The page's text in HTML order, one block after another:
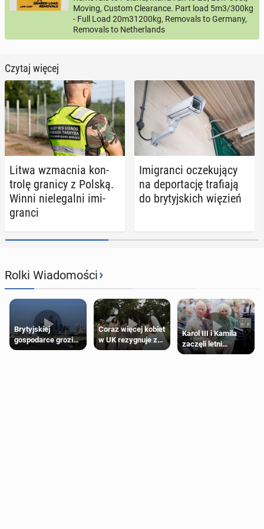
Moving, Custom Clearance. Part load 5m3/300kg
- Full Load 20m31200kg, Removals to Germany,
Removals to Netherlands
Czytaj więcej
Litwa wzmac­nia kon­
tro­lę granicy z Polską.
Winni nie­le­gal­ni imi­
gran­ci
Imi­gran­ci ocze­ku­ją­cy
na de­por­ta­cję tra­fia­ją
do bry­tyj­skich więzień
Rolki Wiadomości›
Brytyjskiej
gospodarce grozi
recesja, jeśli
Coraz więcej kobiet
w UK rezygnuje z
roli druhny na
Karol III i Kamila
zaczęli letni
odpoczynek po